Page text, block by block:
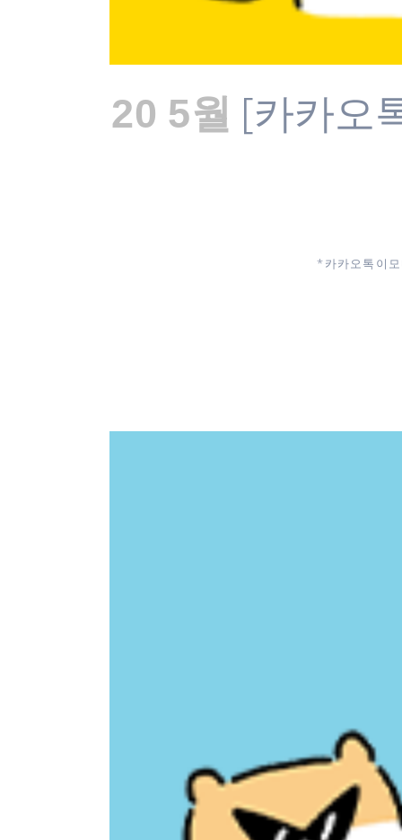
20 5월 [카카오
* 카카오톡 이